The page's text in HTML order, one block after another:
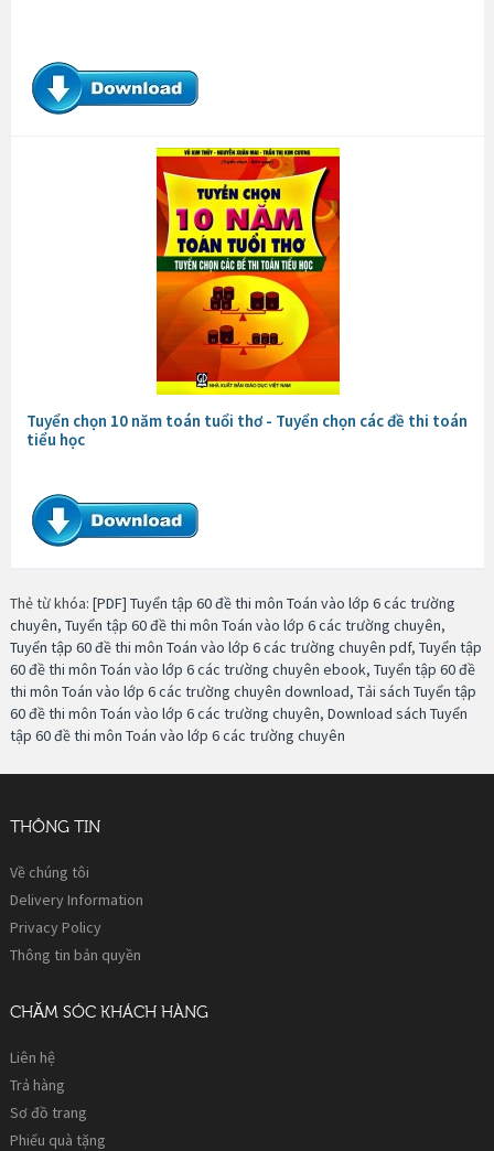
Tuyển chọn 10 năm toán tuổi thơ - Tuyển chọn các đề thi toán
tiểu học
Thẻ từ khóa: [PDF] Tuyển tập 60 đề thi môn Toán vào lớp 6 các trường
chuyên, Tuyển tập 60 đề thi môn Toán vào lớp 6 các trường chuyên,
Tuyển tập 60 đề thi môn Toán vào lớp 6 các trường chuyên pdf, Tuyển tập
60 đề thi môn Toán vào lớp 6 các trường chuyên ebook, Tuyển tập 60 đề
thi môn Toán vào lớp 6 các trường chuyên download, Tải sách Tuyển tập
60 đề thi môn Toán vào lớp 6 các trường chuyên, Download sách Tuyển
tập 60 đề thi môn Toán vào lớp 6 các trường chuyên
THÔNG TIN
Về chúng tôi
Delivery Information
Privacy Policy
Thông tin bản quyền
CHĂM SÓC KHÁCH HÀNG
Liên hệ
Trả hàng
Sơ đồ trang
Phiếu quà tặng